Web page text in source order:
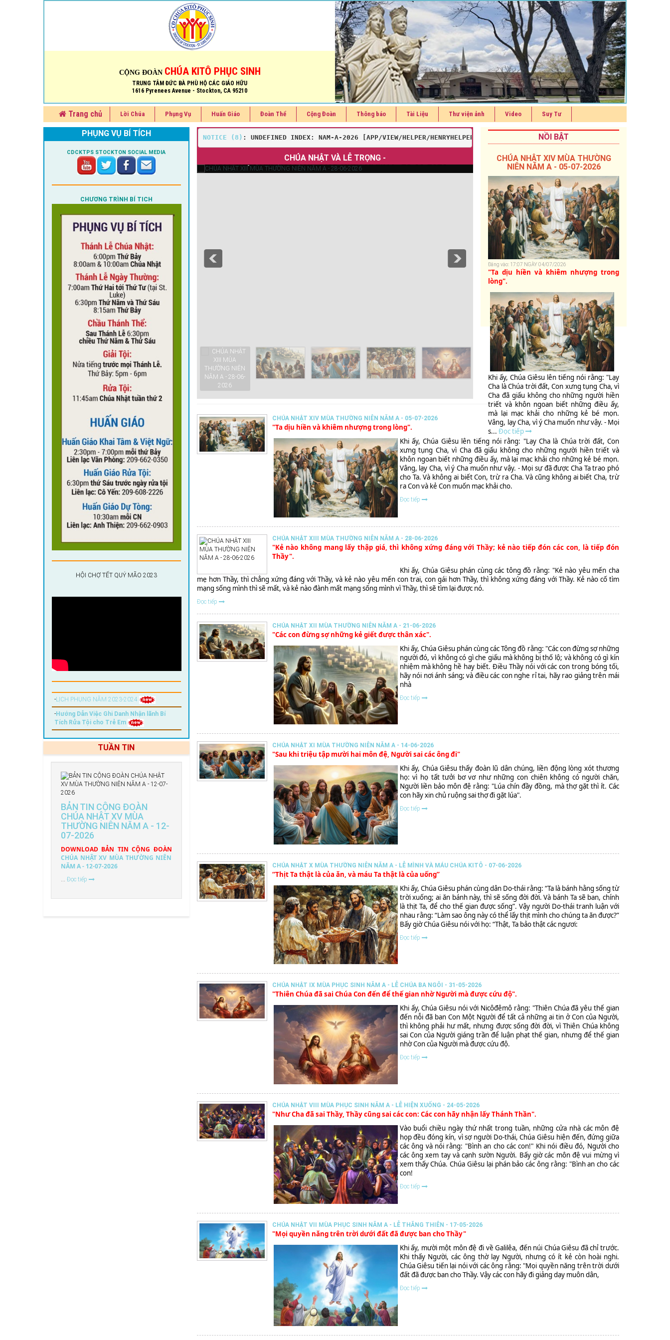
CỘNG ĐOÀN CHÚA KITÔ PHỤC SINH
TRUNG TÂM ĐỨC BÀ PHÙ HỘ CÁC GIÁO HỮU
1616 Pyrenees Avenue - Stockton, CA 95210
Trang chủ Lời Chúa Phụng Vụ Huấn Giáo Đoàn Thể Cộng Đoàn Thông báo Tài Liệu Thư viện ảnh Video Suy Tư
PHỤNG VỤ BÍ TÍCH
CDCKTPS STOCKTON SOCIAL MEDIA
CHƯƠNG TRÌNH BÍ TICH
HỘI CHỢ TẾT QUÝ MÃO 2023
-LỊCH PHỤNG NĂM 2023-2024
-Hướng Dẫn Việc Ghi Danh Nhận lãnh Bí
Tích Rửa Tội cho Trẻ Em
TUẦN TIN
BẢN TIN CỘNG ĐOÀN
CHÚA NHẬT XV MÙA
THƯỜNG NIÊN NĂM A - 12-
07-2026
DOWNLOAD BẢN TIN CỘNG ĐOÀN
CHÚA NHẬT XV MÙA THƯỜNG NIÊN
NĂM A - 12-07-2026
... Đọc tiếp
NOTICE (8) : UNDEFINED INDEX: NAM-A-2026 [ APP/VIEW/HELPER/HENRYHELPER.PHP
CHÚA NHẬT VÀ LỄ TRỌNG -
CHÚA NHẬT XIII MÙA THƯỜNG NIÊN NĂM A - 28-06-2026
CHÚA NHẬT XII MÙA THƯỜNG NIÊN NĂM
NỒI BẬT
CHÚA NHẬT XIV MÙA THƯỜNG
NIÊN NĂM A - 05-07-2026
Đăng vào: 17:07 NGÀY 04/07/2026
"Ta dịu hiền và khiêm nhượng trong
lòng".
Khi ấy, Chúa Giêsu lên tiếng nói rằng: "Lạy
Cha là Chúa trời đất, Con xưng tụng Cha, vì
Cha đã giấu không cho những người hiền
triết và khôn ngoan biết những điều ấy,
mà lại mạc khải cho những kẻ bé mọn.
Vâng, lạy Cha, vì ý Cha muốn như vậy. - Mọi
s...Đọc tiếp
CHÚA NHẬT XIV MÙA THƯỜNG NIÊN NĂM A - 05-07-2026
"Ta dịu hiền và khiêm nhượng trong lòng".
Khi ấy, Chúa Giêsu lên tiếng nói rằng: "Lạy Cha là Chúa trời đất, Con
xưng tụng Cha, vì Cha đã giấu không cho những người hiền triết và
khôn ngoan biết những điều ấy, mà lại mạc khải cho những kẻ bé mọn.
Vâng, lạy Cha, vì ý Cha muốn như vậy. - Mọi sự đã được Cha Ta trao phó
cho Ta. Và không ai biết Con, trừ ra Cha. Và cũng không ai biết Cha, trừ
ra Con và kẻ Con muốn mạc khải cho.
Đọc tiếp
CHÚA NHẬT XIII MÙA THƯỜNG NIÊN NĂM A - 28-06-2026
"Kẻ nào không mang lấy thập giá, thì không xứng đáng với Thầy; kẻ nào tiếp đón các con, là tiếp đón
Thầy".
Khi ấy, Chúa Giêsu phán cùng các tông đồ rằng: "Kẻ nào yêu mến cha
mẹ hơn Thầy, thì chẳng xứng đáng với Thầy, và kẻ nào yêu mến con trai, con gái hơn Thầy, thì không xứng đáng với Thầy. Kẻ nào cố tìm
mạng sống mình thì sẽ mất, và kẻ nào đành mất mạng sống mình vì Thầy, thì sẽ tìm lại được nó.
Đọc tiếp
CHÚA NHẬT XII MÙA THƯỜNG NIÊN NĂM A - 21-06-2026
"Các con đừng sợ những kẻ giết được thân xác".
Khi ấy, Chúa Giêsu phán cùng các Tông đồ rằng: "Các con đừng sợ những
người đó, vì không có gì che giấu mà không bị thố lộ; và không có gì kín
nhiệm mà không hề hay biết. Ðiều Thầy nói với các con trong bóng tối,
hãy nói nơi ánh sáng; và điều các con nghe rỉ tai, hãy rao giảng trên mái
nhà
Đọc tiếp
CHÚA NHẬT XI MÙA THƯỜNG NIÊN NĂM A - 14-06-2026
"Sau khi triệu tập mười hai môn đệ, Người sai các ông đi"
Khi ấy, Chúa Giêsu thấy đoàn lũ dân chúng, liền động lòng xót thương
họ: vì họ tất tưởi bơ vơ như những con chiên không có người chăn,
Người liền bảo môn đệ rằng: "Lúa chín đầy đồng, mà thợ gặt thì ít. Các
con hãy xin chủ ruộng sai thợ đi gặt lúa".
Đọc tiếp
CHÚA NHẬT X MÙA THƯỜNG NIÊN NĂM A - LỄ MÌNH VÀ MÁU CHÚA KITÔ - 07-06-2026
“Thịt Ta thật là của ăn, và máu Ta thật là của uống”
Khi ấy, Chúa Giêsu phán cùng dân Do-thái rằng: “Ta là bánh hằng sống từ
trời xuống; ai ăn bánh này, thì sẽ sống đời đời. Và bánh Ta sẽ ban, chính
là thịt Ta, để cho thế gian được sống”. Vậy người Do-thái tranh luận với
nhau rằng: “Làm sao ông này có thể lấy thịt mình cho chúng ta ăn được?”
Bấy giờ Chúa Giêsu nói với họ: “Thật, Ta bảo thật các ngươi:
Đọc tiếp
CHÚA NHẬT IX MÙA PHỤC SINH NĂM A - LỄ CHÚA BA NGÔI - 31-05-2026
"Thiên Chúa đã sai Chúa Con đến để thế gian nhờ Người mà được cứu độ".
Khi ấy, Chúa Giêsu nói với Nicôđêmô rằng: "Thiên Chúa đã yêu thế gian
đến nỗi đã ban Con Một Người để tất cả những ai tin ở Con của Người,
thì không phải hư mất, nhưng được sống đời đời, vì Thiên Chúa không
sai Con của Người giáng trần để luận phạt thế gian, nhưng để thế gian
nhờ Con của Người mà được cứu độ.
Đọc tiếp
CHÚA NHẬT VIII MÙA PHỤC SINH NĂM A - LỄ HIỆN XUỐNG - 24-05-2026
"Như Cha đã sai Thầy, Thầy cũng sai các con: Các con hãy nhận lấy Thánh Thần".
Vào buổi chiều ngày thứ nhất trong tuần, những cửa nhà các môn đệ
họp đều đóng kín, vì sợ người Do-thái, Chúa Giêsu hiện đến, đứng giữa
các ông và nói rằng: "Bình an cho các con!" Khi nói điều đó, Người cho
các ông xem tay và cạnh sườn Người. Bấy giờ các môn đệ vui mừng vì
xem thấy Chúa. Chúa Giêsu lại phán bảo các ông rằng: "Bình an cho các
con!
Đọc tiếp
CHÚA NHẬT VII MÙA PHỤC SINH NĂM A - LỄ THĂNG THIÊN - 17-05-2026
"Mọi quyền năng trên trời dưới đất đã được ban cho Thầy"
Khi ấy, mười một môn đệ đi về Galilêa, đến núi Chúa Giêsu đã chỉ trước.
Khi thấy Người, các ông thờ lạy Người, nhưng có ít kẻ còn hoài nghi.
Chúa Giêsu tiến lại nói với các ông rằng: "Mọi quyền năng trên trời dưới
đất đã được ban cho Thầy. Vậy các con hãy đi giảng dạy muôn dân,
Đọc tiếp